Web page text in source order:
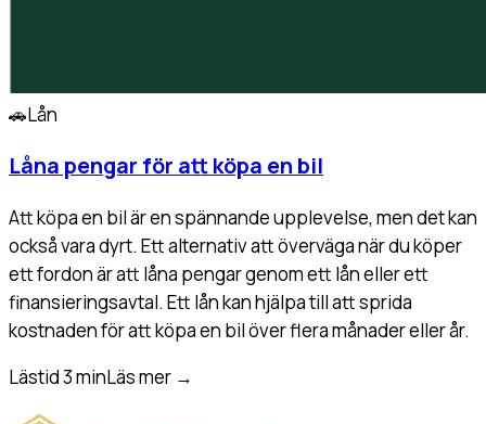
🚗Lån
Låna pengar för att köpa en bil
Att köpa en bil är en spännande upplevelse, men det kan
också vara dyrt. Ett alternativ att överväga när du köper
ett fordon är att låna pengar genom ett lån eller ett
finansieringsavtal. Ett lån kan hjälpa till att sprida
kostnaden för att köpa en bil över flera månader eller år.
Lästid 3 minLäs mer →